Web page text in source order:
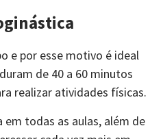
e por esse motivo é ideal
de 40 a 60 minutos
realizar atividades físicas.
em todas as aulas, além de